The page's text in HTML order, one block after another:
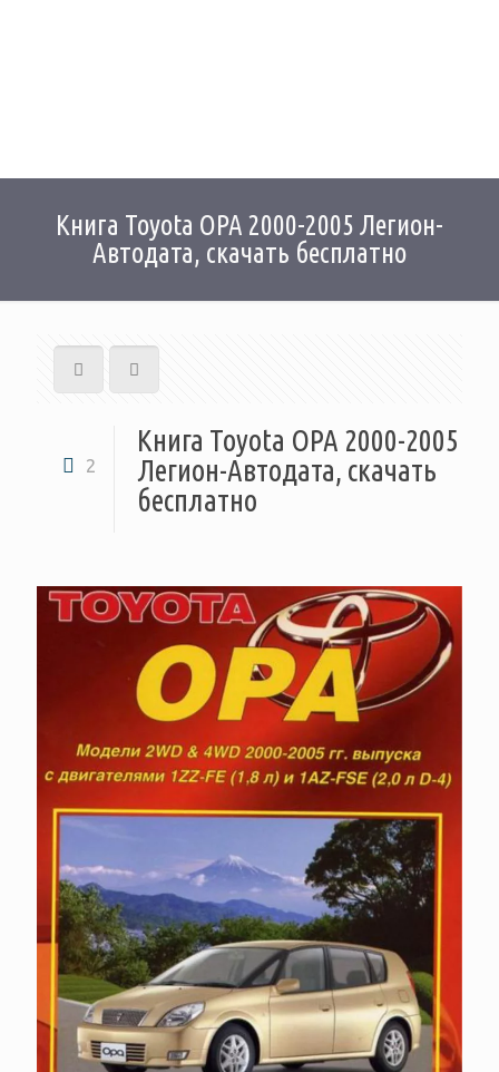
Книга Toyota OPA 2000-2005 Легион-
Автодата, скачать бесплатно
2
Книга Toyota OPA 2000-2005
Легион-Автодата, скачать
бесплатно